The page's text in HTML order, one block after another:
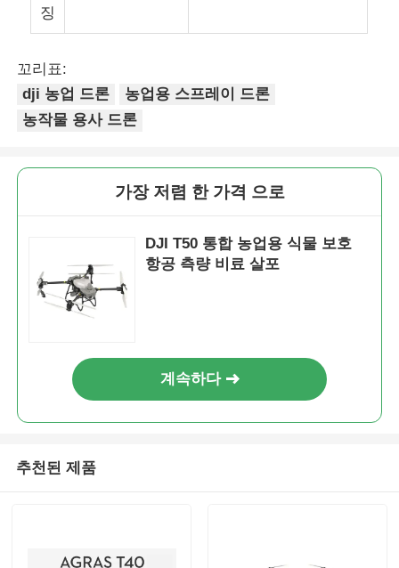
징
꼬리표:
dji 농업 드론
농업용 스프레이 드론
농작물 용사 드론
가장 저렴 한 가격 으로
DJI T50 통합 농업용 식물 보호
항공 측량 비료 살포
계속하다
추천된 제품